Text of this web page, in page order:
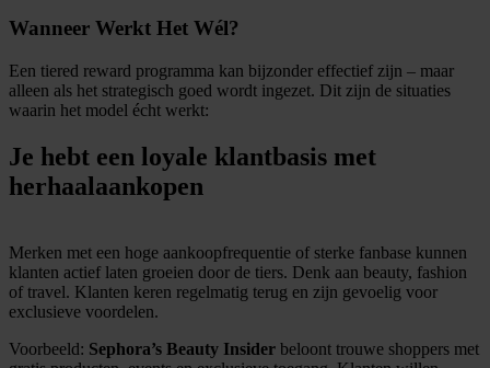
Wanneer Werkt Het Wél?
Een tiered reward programma kan bijzonder effectief zijn – maar
alleen als het strategisch goed wordt ingezet. Dit zijn de situaties
waarin het model écht werkt:
Je hebt een loyale klantbasis met
herhaalaankopen
Merken met een hoge aankoopfrequentie of sterke fanbase kunnen
klanten actief laten groeien door de tiers. Denk aan beauty, fashion
of travel. Klanten keren regelmatig terug en zijn gevoelig voor
exclusieve voordelen.
Voorbeeld: Sephora’s Beauty Insider beloont trouwe shoppers met